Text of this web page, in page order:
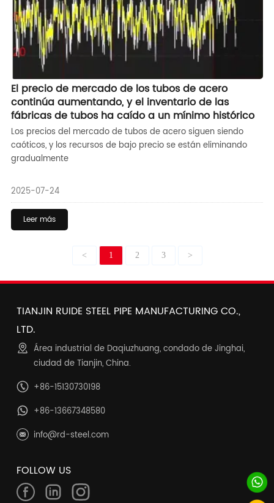
El precio de mercado de los tubos de acero
continúa aumentando, y el inventario de las
fábricas de tubos ha caído a un mínimo histórico
Los precios del mercado de tubos de acero siguen siendo
caóticos, y los recursos de bajo precio se están eliminando
gradualmente
2025-07-24
Leer más
< 1 2 3 >
TIANJIN RUIDE STEEL PIPE MANUFACTURING CO.,
LTD.
Área industrial de Daqiuzhuang, condado de Jinghai,
ciudad de Tianjin, China.
+86-15130730198
+86-13667348580
info@rd-steel.com
FOLLOW US